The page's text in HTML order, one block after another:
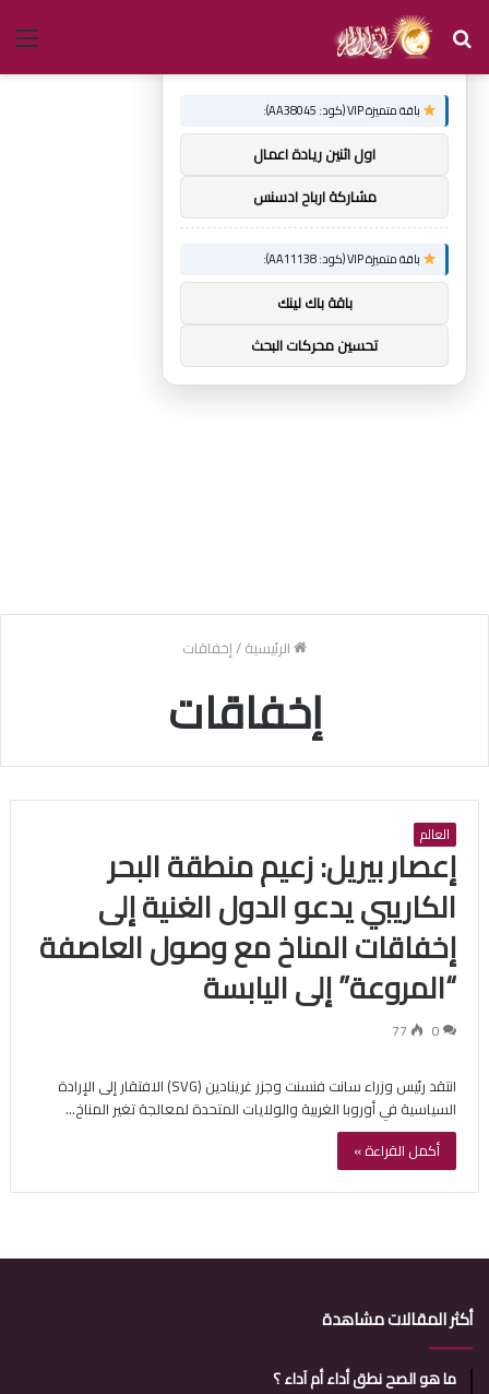
بحث
عن
الرئيسية/إخفاقات
إخفاقات
العالم
إعصار بيريل: زعيم منطقة البحر
الكاريبي يدعو الدول الغنية إلى
إخفاقات المناخ مع وصول العاصفة
“المروعة” إلى اليابسة
0
77
انتقد رئيس وزراء سانت فنسنت وجزر غرينادين (SVG) الافتقار إلى الإرادة
السياسية في أوروبا الغربية والولايات المتحدة لمعالجة تغير المناخ…
أكمل القراءة »
أكثر المقالات مشاهدة
ما هو الصح نطق أداء أم آداء ؟
توصيات :
باقة متميزة VIP (كود: AA38045):
اول اثنين ريادة اعمال
مشاركة ارباح ادسنس
باقة متميزة VIP (كود: AA11138):
باقة باك لينك
تحسين محركات البحث